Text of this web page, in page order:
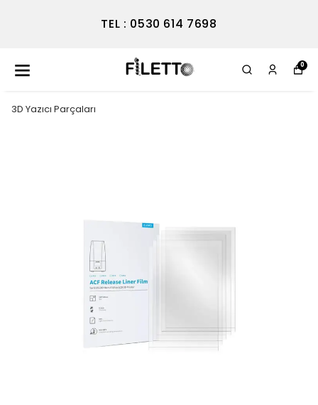
TEL : 0530 614 7698
0
3D Yazıcı Parçaları